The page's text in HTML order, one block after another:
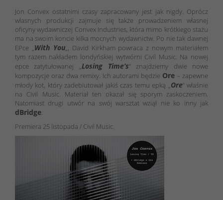
Jon Convex ostatnimi czasy zapracowany jest jak nigdy. Oprócz
własnych produkcji zajmuje się także prowadzeniem własnej
oficyny wydawniczej Convex Industries, która mimo krótkiego stażu
ma na swoim koncie kilka mocnych wydawnictw. Po nie tak dawnej
EPce „With You„, David Kirkham powraca z nowym materiałem
tym razem nakładem londyńskiej wytwórni Civil Music. Na nowej
epce zatytułowanej „Losing Time’s” znajdziemy dwie nowe
kompozycje oraz dwa remixy. Ich autorami będzie Ore – zapewne
młody kot, który zadebiutował jakiś czas temu epką „Ore” właśnie
na Civil Music. Materiał ten okazał się sporym zaskoczeniem.
Natomiast drugi utwór na swój warsztat wziął nie ko inny jak
dBridge.
Premiera 25 listopada / Civil Music.